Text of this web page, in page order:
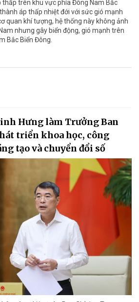
thấp trên khu vực phía Đông Nam Bắc
áp thấp nhiệt đới với sức gió mạnh
quan khí tượng, hệ thống này không ảnh
nhưng gây biển động, gió mạnh trên
Bắc Biển Đông.
Hưng làm Trưởng Ban
triển khoa học, công
tạo và chuyển đổi số